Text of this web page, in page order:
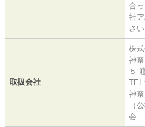
合
社
さい
取扱会社
株
神
５
神
（
会